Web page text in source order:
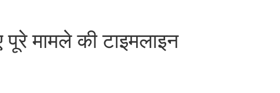
मामले की टाइमलाइन